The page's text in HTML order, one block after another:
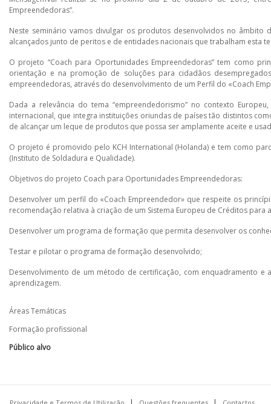
Empreendedoras”.
Neste seminário vamos divulgar os produtos desenvolvidos no âmbito
alcançados junto de peritos e de entidades nacionais que trabalham esta
O projeto “Coach para Oportunidades Empreendedoras” tem como
orientação e na promoção de soluções para cidadãos
empreendedoras, através do desenvolvimento de um Perfil do «Coach
Dada a relevância do tema “empreendedorismo” no contexto
internacional, que integra instituições oriundas de países tão distintos
de alcançar um leque de produtos que possa ser amplamente aceite e
O projeto é promovido pelo KCH International (Holanda) e tem como
(Instituto de Soldadura e Qualidade).
Objetivos do projeto Coach para Oportunidades Empreendedoras:
Desenvolver um perfil do «Coach Empreendedor» que respeite os
recomendação relativa à criação de um Sistema Europeu de Créditos para
Desenvolver um programa de formação que permita desenvolver os
Testar e pilotar o programa de formação desenvolvido;
Desenvolvimento de um método de certificação, com enquadramento
aprendizagem.
Áreas Temáticas
Formação profissional
Público alvo